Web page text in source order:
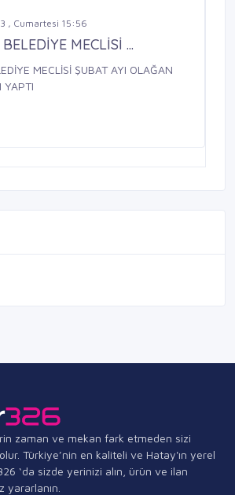
, Cumartesi 15:56
MECLİSİ ...
MECLİSİ ŞUBAT AYI OLAĞAN
YAPTI
zaman ve mekan fark etmeden sizi
Türkiye’nin en kaliteli ve Hatay'ın yerel
‘da sizde yerinizi alın, ürün ve ilan